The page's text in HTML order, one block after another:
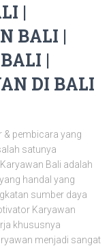
|
BALI |
|
DI BALI
& pembicara yang
satunya
Bali adalah
handal yang
sumber daya
Karyawan
khususnya
menjadi sangat